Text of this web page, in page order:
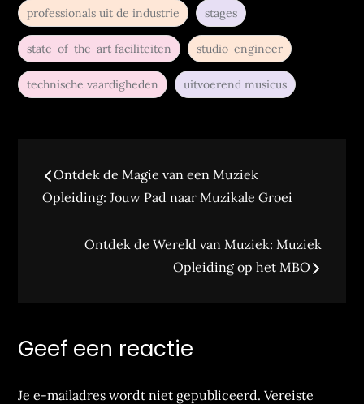
professionals uit de industrie stages
state-of-the-art faciliteiten studio-engineer
technische vaardigheden uitvoerend musicus
Bericht
navigatie
Ontdek de Magie van een Muziek
Opleiding: Jouw Pad naar Muzikale Groei
Ontdek de Wereld van Muziek: Muziek
Opleiding op het MBO
Geef een reactie
Je e-mailadres wordt niet gepubliceerd. Vereiste